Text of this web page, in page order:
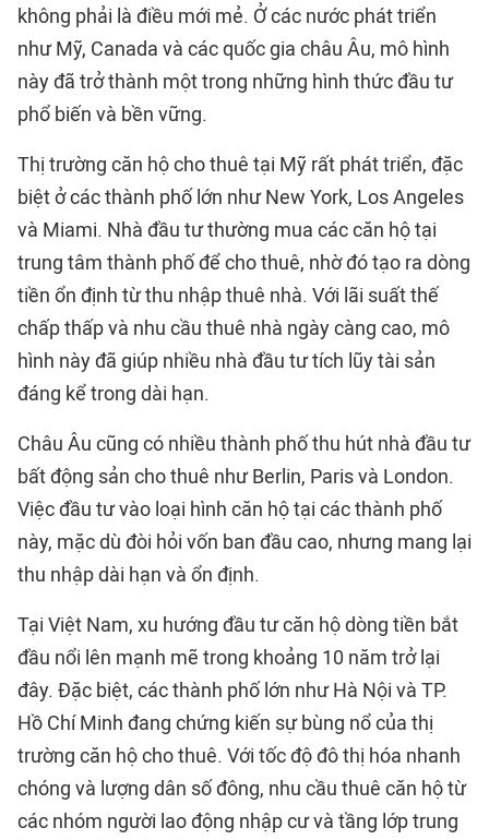
không phải là điều mới mẻ. Ở các nước phát triển
như Mỹ, Canada và các quốc gia châu Âu, mô hình
này đã trở thành một trong những hình thức đầu tư
phổ biến và bền vững.
Thị trường căn hộ cho thuê tại Mỹ rất phát triển, đặc
biệt ở các thành phố lớn như New York, Los Angeles
và Miami. Nhà đầu tư thường mua các căn hộ tại
trung tâm thành phố để cho thuê, nhờ đó tạo ra dòng
tiền ổn định từ thu nhập thuê nhà. Với lãi suất thế
chấp thấp và nhu cầu thuê nhà ngày càng cao, mô
hình này đã giúp nhiều nhà đầu tư tích lũy tài sản
đáng kể trong dài hạn.
Châu Âu cũng có nhiều thành phố thu hút nhà đầu tư
bất động sản cho thuê như Berlin, Paris và London.
Việc đầu tư vào loại hình căn hộ tại các thành phố
này, mặc dù đòi hỏi vốn ban đầu cao, nhưng mang lại
thu nhập dài hạn và ổn định.
Tại Việt Nam, xu hướng đầu tư căn hộ dòng tiền bắt
đầu nổi lên mạnh mẽ trong khoảng 10 năm trở lại
đây. Đặc biệt, các thành phố lớn như Hà Nội và TP.
Hồ Chí Minh đang chứng kiến sự bùng nổ của thị
trường căn hộ cho thuê. Với tốc độ đô thị hóa nhanh
chóng và lượng dân số đông, nhu cầu thuê căn hộ từ
các nhóm người lao động nhập cư và tầng lớp trung